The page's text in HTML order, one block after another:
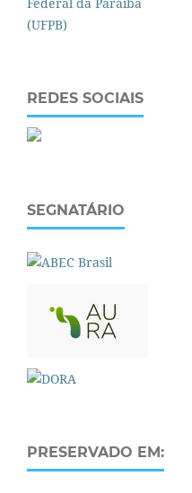
REDES SOCIAIS
SEGNATÁRIO
PRESERVADO EM: